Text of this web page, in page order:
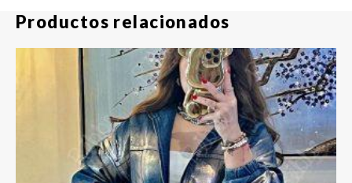
Productos relacionados